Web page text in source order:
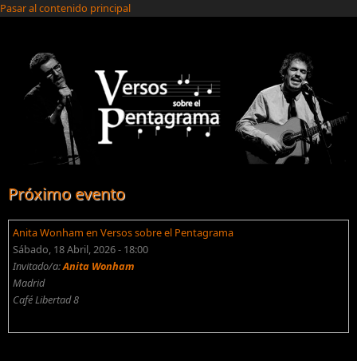
Pasar al contenido principal
Próximo evento
Anita Wonham en Versos sobre el Pentagrama
Sábado, 18 Abril, 2026 - 18:00
Invitado/a:Anita Wonham
Madrid
Café Libertad 8